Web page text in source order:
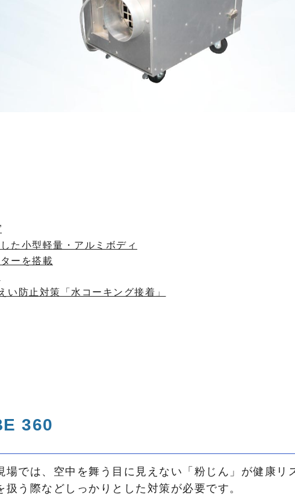
た小型軽量・アルミボディ
ーを搭載
防止対策「水コーキング接着」
360
では、空中を舞う目に見えない「粉じん」が健康リ
う際などしっかりとした対策が必要です。